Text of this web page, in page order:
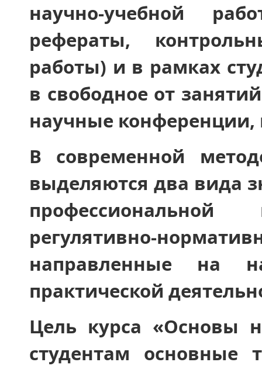
научно-учебной
рефераты,
работы) и в рамках
в свободное от
научные конференции,
В современной
выделяются два вида
регулятивно-
направленные на
практической
Цель курса «Основы
студентам основные